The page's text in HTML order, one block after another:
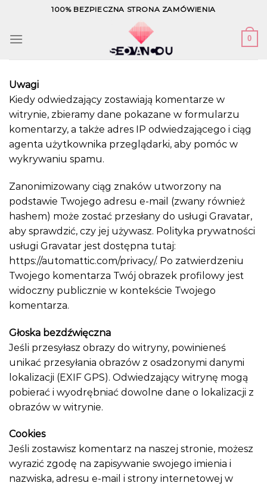
content
100% BEZPIECZNA STRONA ZAMÓWIENIA
0
Uwagi
Kiedy odwiedzający zostawiają komentarze w
witrynie, zbieramy dane pokazane w formularzu
komentarzy, a także adres IP odwiedzającego i ciąg
agenta użytkownika przeglądarki, aby pomóc w
wykrywaniu spamu.
Zanonimizowany ciąg znaków utworzony na
podstawie Twojego adresu e-mail (zwany również
hashem) może zostać przesłany do usługi Gravatar,
aby sprawdzić, czy jej używasz. Polityka prywatności
usługi Gravatar jest dostępna tutaj:
https://automattic.com/privacy/. Po zatwierdzeniu
Twojego komentarza Twój obrazek profilowy jest
widoczny publicznie w kontekście Twojego
komentarza.
Głoska bezdźwięczna
Jeśli przesyłasz obrazy do witryny, powinieneś
unikać przesyłania obrazów z osadzonymi danymi
lokalizacji (EXIF GPS). Odwiedzający witrynę mogą
pobierać i wyodrębniać dowolne dane o lokalizacji z
obrazów w witrynie.
Cookies
Jeśli zostawisz komentarz na naszej stronie, możesz
wyrazić zgodę na zapisywanie swojego imienia i
nazwiska, adresu e-mail i strony internetowej w